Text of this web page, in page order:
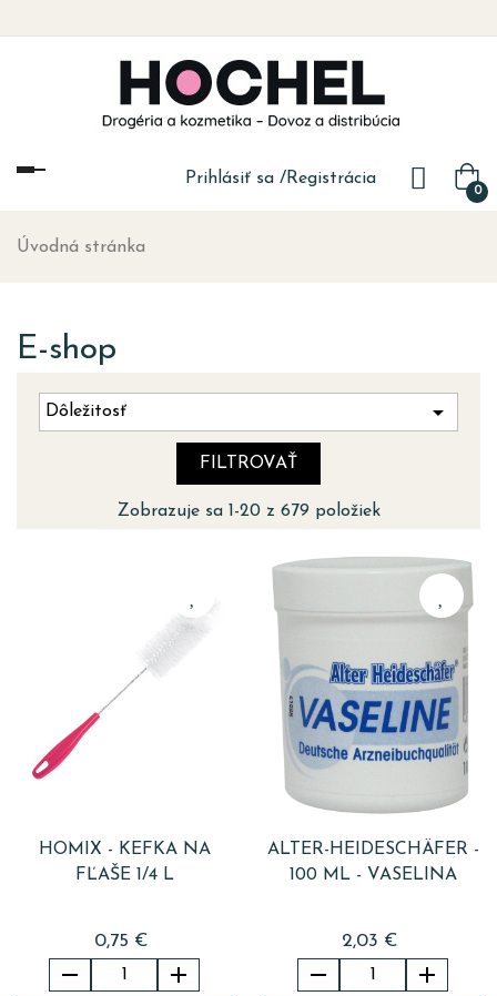
Prihlásiť sa /Registrácia
0
Toggle
Úvodná stránka
E-shop
Dôležitosť 
FILTROVAŤ
Zobrazuje sa 1-20 z 679 položiek
HOMIX - KEFKA NA
FĽAŠE 1/4 L
0,75 €
 
ALTER-HEIDESCHÄFER -
100 ML - VASELINA
2,03 €
 